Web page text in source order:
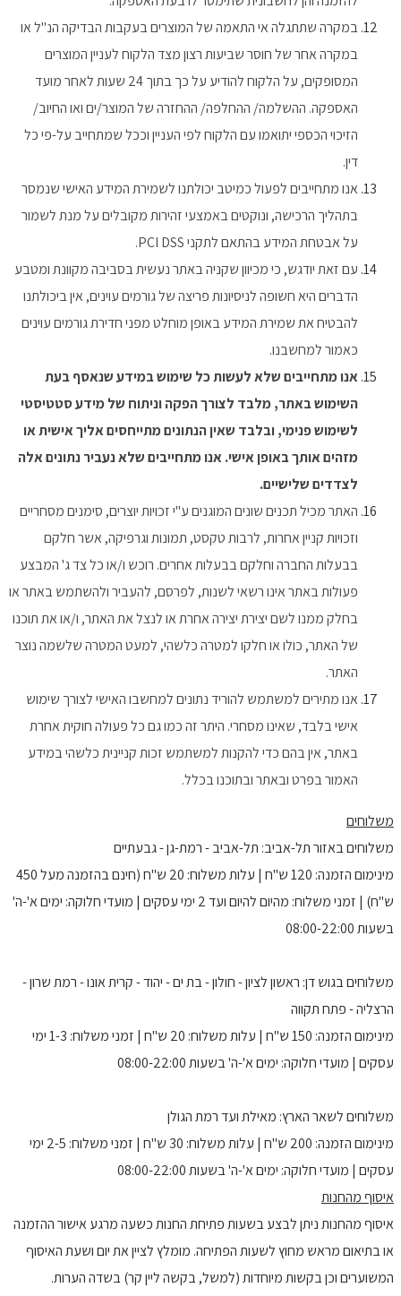
במקרה שתתגלה אי התאמה של המוצרים בעקבות הבדיקה הנ"ל או
במקרה אחר של חוסר שביעות רצון מצד הלקוח לעניין המוצרים
המסופקים, על הלקוח להודיע על כך בתוך 24 שעות לאחר מועד
האספקה. ההשלמה/ ההחלפה/ ההחזרה של המוצר/ים ואו החיוב/
הזיכוי הכספי יתואמו עם הלקוח לפי העניין וככל שמתחייב על-פי כל
דין.
אנו מתחייבים לפעול כמיטב יכולתנו לשמירת המידע האישי שנמסר
בתהליך הרכישה, ונוקטים באמצעי זהירות מקובלים על מנת לשמור
על אבטחת המידע בהתאם לתקני PCI DSS.
עם זאת יודגש, כי מכיוון שקניה באתר נעשית בסביבה מקוונת ומטבע
הדברים היא חשופה לניסיונות פריצה של גורמים עוינים, אין ביכולתנו
להבטיח את שמירת המידע באופן מוחלט מפני חדירת גורמים עוינים
כאמור למחשבנו.
אנו מתחייבים שלא לעשות כל שימוש במידע שנאסף בעת
השימוש באתר, מלבד לצורך הפקה וניתוח של מידע סטטיסטי
לשימוש פנימי, ובלבד שאין הנתונים מתייחסים אליך אישית או
מזהים אותך באופן אישי. אנו מתחייבים שלא נעביר נתונים אלה
לצדדים שלישיים.
האתר מכיל תכנים שונים המוגנים ע"י זכויות יוצרים, סימנים מסחריים
וזכויות קניין אחרות, לרבות טקסט, תמונות וגרפיקה, אשר חלקם
בבעלות החברה וחלקם בבעלות אחרים. רוכש ו/או כל צד ג' המבצע
פעולות באתר אינו רשאי לשנות, לפרסם, להעביר ולהשתמש באתר או
בחלק ממנו לשם יצירת יצירה אחרת או לנצל את האתר, ו/או את תוכנו
של האתר, כולו או חלקו למטרה כלשהי, למעט המטרה שלשמה נוצר
האתר.
אנו מתירים למשתמש להוריד נתונים למחשבו האישי לצורך שימוש
אישי בלבד, שאינו מסחרי. היתר זה כמו גם כל פעולה חוקית אחרת
באתר, אין בהם כדי להקנות למשתמש זכות קניינית כלשהי במידע
האמור בפרט ובאתר ובתוכנו בכלל.
משלוחים
משלוחים באזור תל-אביב: תל-אביב - רמת-גן - גבעתיים
מינימום הזמנה: 120 ש"ח | עלות משלוח: 20 ש"ח (חינם בהזמנה מעל 450
ש"ח) | זמני משלוח: מהיום להיום ועד 2 ימי עסקים | מועדי חלוקה: ימים א'-ה'
בשעות 08:00-22:00
משלוחים בגוש דן: ראשון לציון - חולון - בת ים - יהוד - קרית אונו - רמת שרון -
הרצליה - פתח תקווה
מינימום הזמנה: 150 ש"ח | עלות משלוח: 20 ש"ח | זמני משלוח: 1-3 ימי
עסקים | מועדי חלוקה: ימים א'-ה' בשעות 08:00-22:00
משלוחים לשאר הארץ: מאילת ועד רמת הגולן
מינימום הזמנה: 200 ש"ח | עלות משלוח: 30 ש"ח | זמני משלוח: 2-5 ימי
עסקים | מועדי חלוקה: ימים א'-ה' בשעות 08:00-22:00
איסוף מהחנות
איסוף מהחנות ניתן לבצע בשעות פתיחת החנות כשעה מרגע אישור ההזמנה
או בתיאום מראש מחוץ לשעות הפתיחה. מומלץ לציין את יום ושעת האיסוף
המשוערים וכן בקשות מיוחדות (למשל, בקשה ליין קר) בשדה הערות.